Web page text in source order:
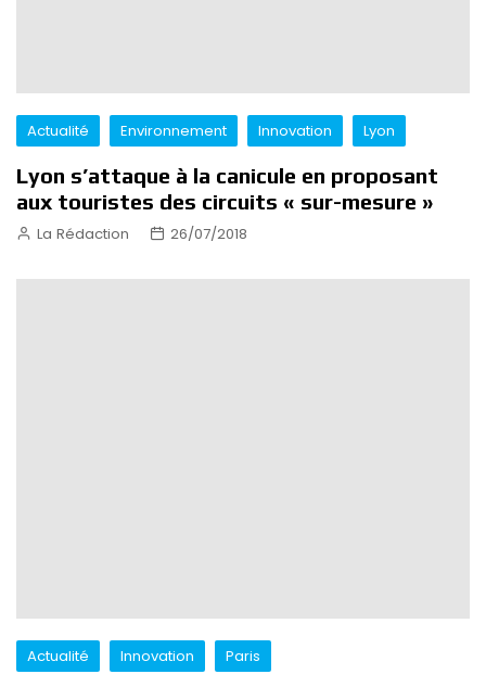
Actualité Environnement Innovation Lyon
Lyon s’attaque à la canicule en proposant
aux touristes des circuits « sur-mesure »
La Rédaction 26/07/2018
Actualité Innovation Paris